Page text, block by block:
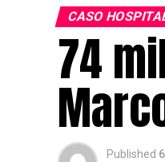
CASO
74
Published